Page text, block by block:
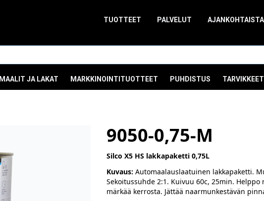
TUOTTEET PALVELUT AJANKOHTAISTA
MAALIT JA LAKAT MARKKINOINTITUOTTEET PUHDISTUS TARVIKKEET
9050-0,75-M
Silco X5 HS lakkapaketti 0,75L
Kuvaus: Automaalauslaatuinen lakkapaketti.
Sekoitussuhde 2:1. Kuivuu 60c, 25min.
märkää kerrosta. Jättää naarmunkestävän